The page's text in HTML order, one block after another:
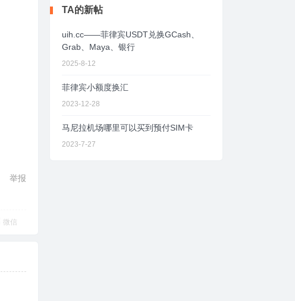
举报
微信
TA的新帖
uih.cc——菲律宾USDT兑换GCash、
Grab、Maya、银行
2025-8-12
菲律宾小额度换汇
2023-12-28
马尼拉机场哪里可以买到预付SIM卡
2023-7-27